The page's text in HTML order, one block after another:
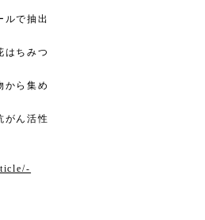
ルで抽出
はちみつ
から集め
がん活性